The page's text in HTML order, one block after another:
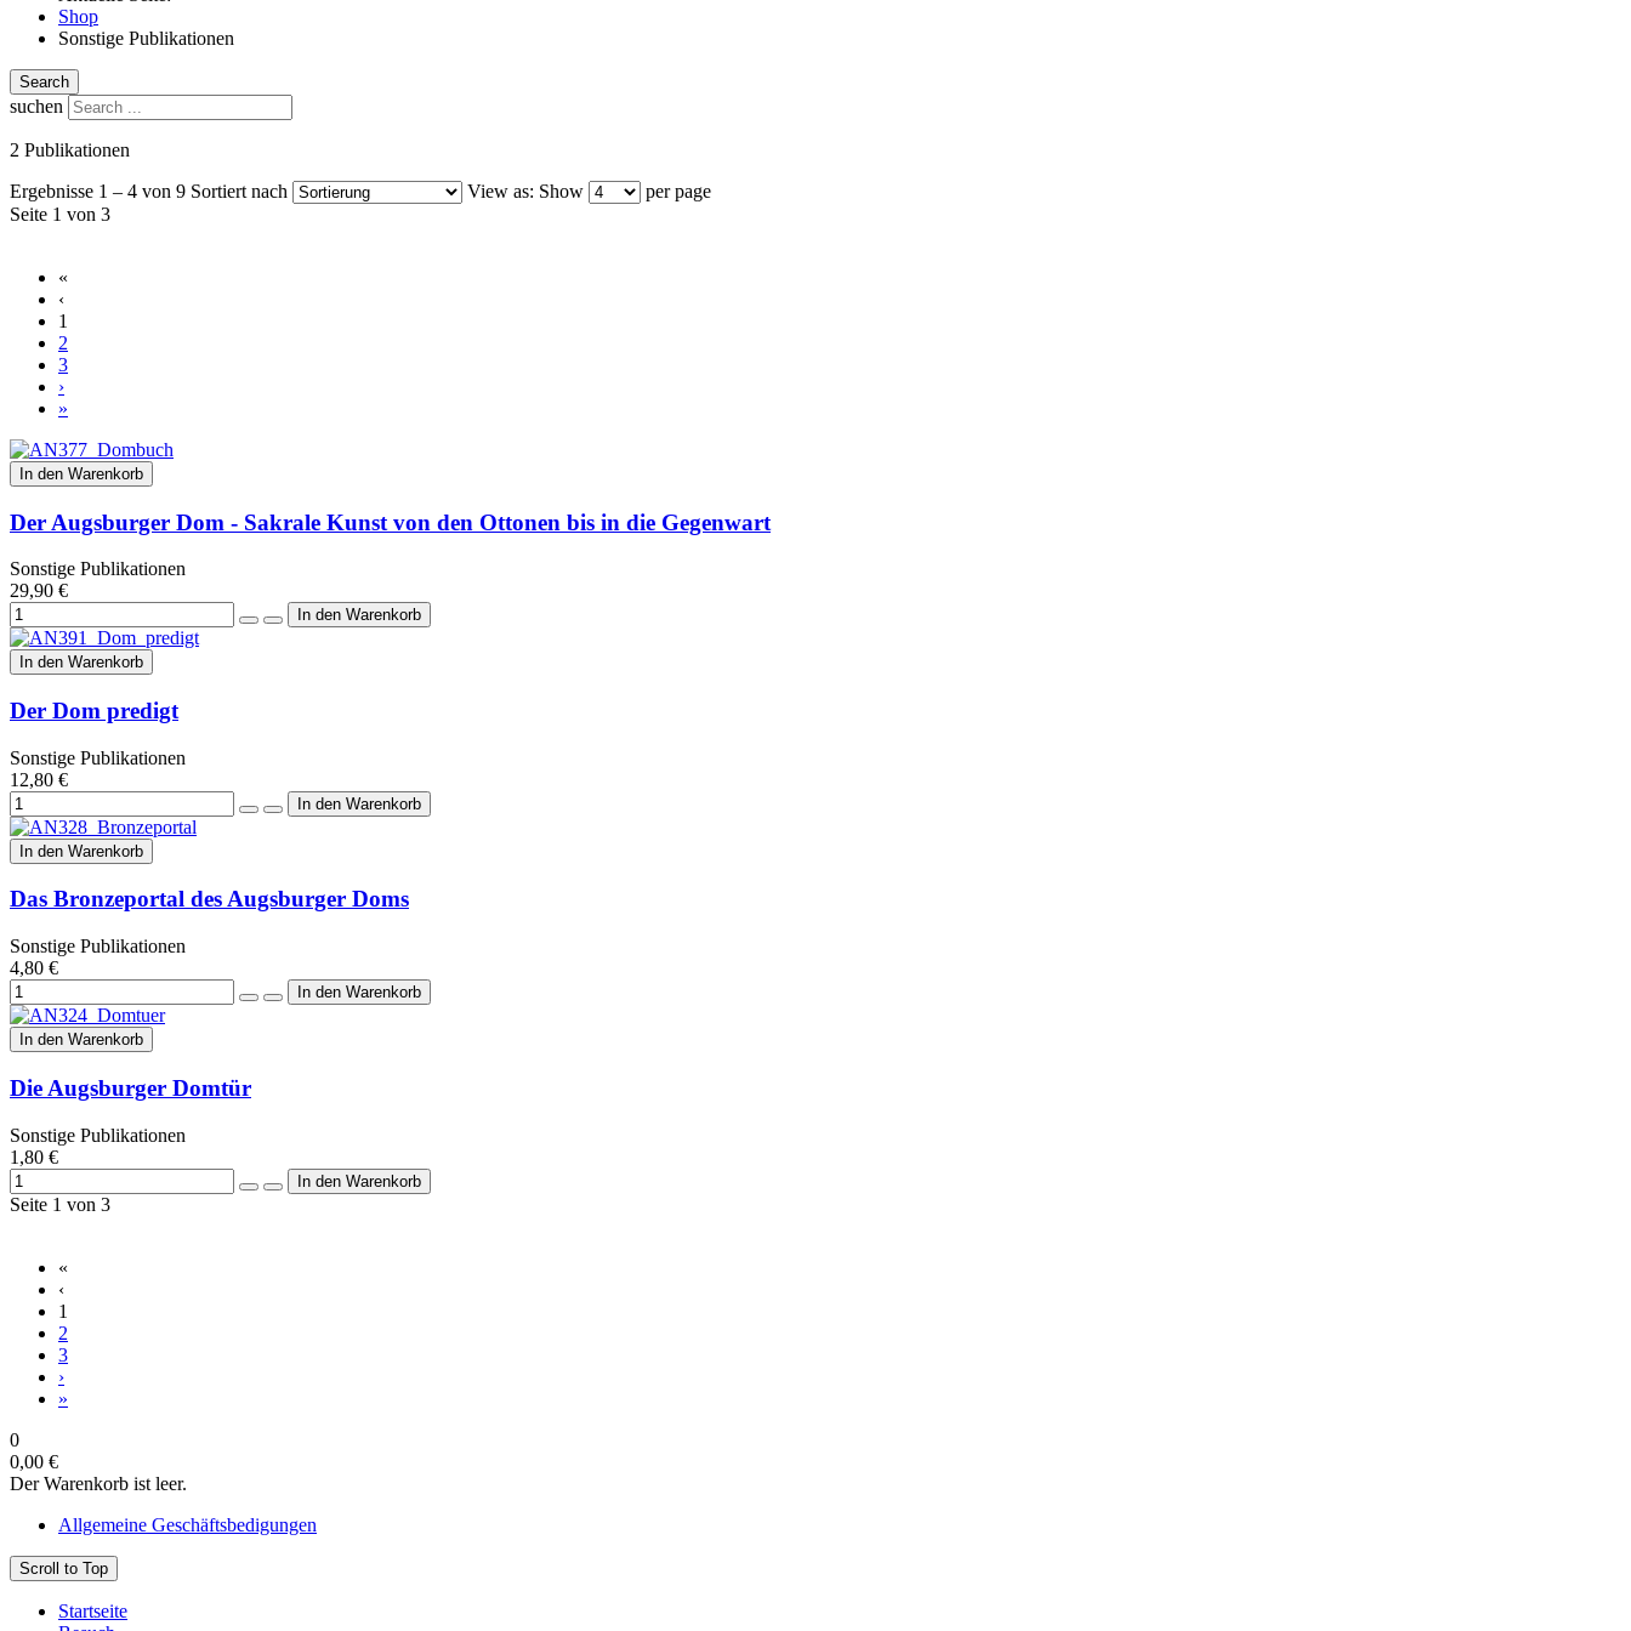
Shop
Sonstige Publikationen
Search
suchen
2 Publikationen
Ergebnisse 1 – 4 von 9 Sortiert nach View as: Show
per page
Seite 1 von 3
«
‹
1
2
3
›
»
In den Warenkorb
Der Augsburger Dom - Sakrale Kunst von den Ottonen bis in die Gegenwart
Sonstige Publikationen
29,90 €
In den Warenkorb
Der Dom predigt
Sonstige Publikationen
12,80 €
In den Warenkorb
Das Bronzeportal des Augsburger Doms
Sonstige Publikationen
4,80 €
In den Warenkorb
Die Augsburger Domtür
Sonstige Publikationen
1,80 €
Seite 1 von 3
«
‹
1
2
3
›
»
0
0,00 €
Der Warenkorb ist leer.
Allgemeine Geschäftsbedigungen
Scroll to Top
Startseite